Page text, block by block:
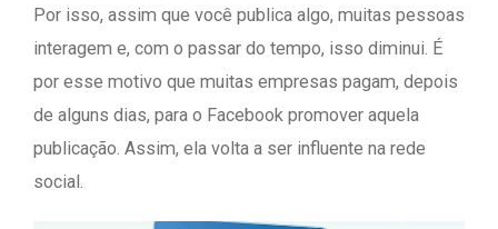
Por isso, assim que você publica algo, muitas pessoas
interagem e, com o passar do tempo, isso diminui. É
por esse motivo que muitas empresas pagam, depois
de alguns dias, para o Facebook promover aquela
publicação. Assim, ela volta a ser influente na rede
social.